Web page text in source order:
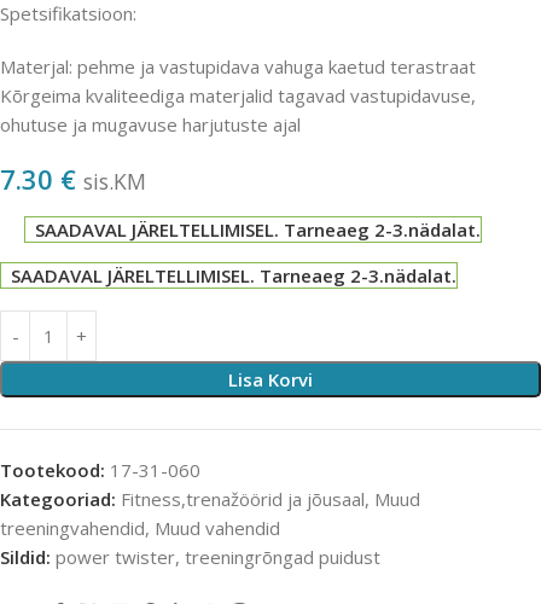
Spetsifikatsioon:
Materjal: pehme ja vastupidava vahuga kaetud terastraat
Kõrgeima kvaliteediga materjalid tagavad vastupidavuse,
ohutuse ja mugavuse harjutuste ajal
7.30 € sis.KM
SAADAVAL JÄRELTELLIMISEL. Tarneaeg 2-3.nädalat.
SAADAVAL JÄRELTELLIMISEL. Tarneaeg 2-3.nädalat.
Lisa Korvi
Tootekood: 17-31-060
Kategooriad: Fitness,trenažöörid ja jõusaal, Muud
treeningvahendid, Muud vahendid
Sildid: power twister, treeningrõngad puidust